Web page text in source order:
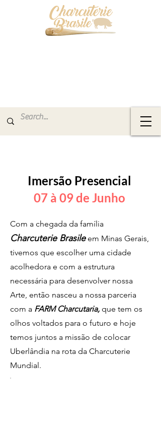
Imersão Presencial
07 à 09 de Junho
Com a chegada da família
Charcuterie Brasileem Minas Gerais,
tivemos que escolher uma cidade
acolhedora e com a estrutura
necessária para desenvolver nossa
Arte, então nasceu a nossa parceria
com a FARM Charcutaria, que tem os
olhos voltados para o futuro e hoje
temos juntos a missão de colocar
Uberlândia na rota da Charcuterie
Mundial.